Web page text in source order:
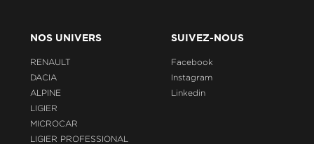
NOS UNIVERS
RENAULT
DACIA
ALPINE
LIGIER
MICROCAR
LIGIER PROFESSIONAL
SUIVEZ-NOUS
Facebook
Instagram
Linkedin